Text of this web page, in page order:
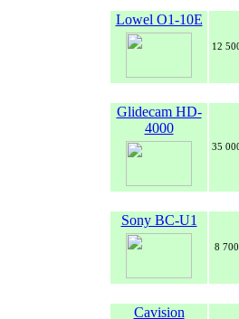
Lowel O1-10E
12
Glidecam HD-
4000
35
Sony BC-U1
8
Cavision